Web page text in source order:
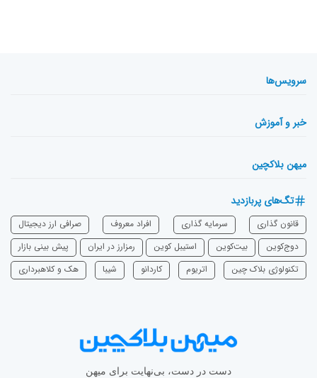
سرویس‌ها
خبر و آموزش
میهن بلاکچین
تگ‌های پربازدید
قانون گذاری سرمایه‌ گذاری افراد معروف
صرافی ارز دیجیتال
دوج‌کوین
بیت‌کوین استیبل کوین رمزارز در ایران
پیش بینی بازار
تکنولوژی بلاک چین
اتریوم ‌کاردانو شیبا هک و کلاهبرداری
دست در دست، بی‌نهایت برای میهن